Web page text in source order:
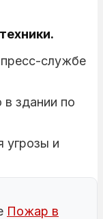
службе
здании по
угрозы и
Пожар в